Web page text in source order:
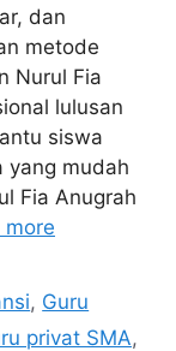
dan
metode
Nurul Fia
lulusan
siswa
yang mudah
Fia Anugrah
more
, Guru
privat SMA,